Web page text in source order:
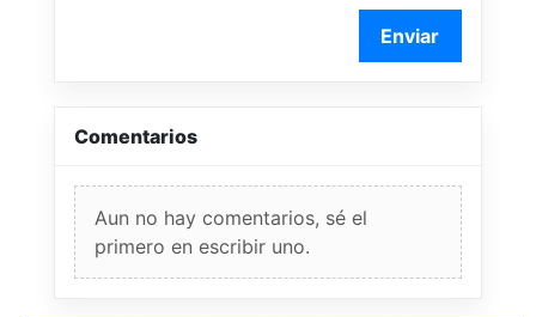
Enviar
Comentarios
Aun no hay comentarios, sé el
primero en escribir uno.